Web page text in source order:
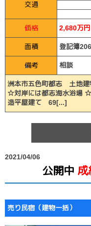
交通
価格 2,680万円
面積 登記簿
備考 相談
洲本市五色町都志 土地建
☆対岸には都志海水浴場
造平屋建て 69[...]
2021/04/06
公開中
売り民宿（建物一括）